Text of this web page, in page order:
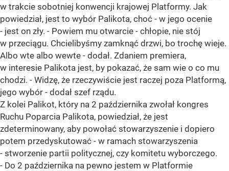
w trakcie sobotniej konwencji krajowej Platformy. Jak
powiedział, jest to wybór Palikota, choć - w jego ocenie
- jest on zły. - Powiem mu otwarcie - chłopie, nie stój
w przeciągu. Chcielibyśmy zamknąć drzwi, bo trochę wieje.
Albo wte albo wewte - dodał. Zdaniem premiera,
w interesie Palikota jest, by pokazać, że sam wie o co mu
chodzi. - Widzę, że rzeczywiście jest raczej poza Platformą,
jego wybór - dodał szef rządu.
Z kolei Palikot, który na 2 października zwołał kongres
Ruchu Poparcia Palikota, powiedział, że jest
zdeterminowany, aby powołać stowarzyszenie i dopiero
potem przedyskutować - w ramach stowarzyszenia
- stworzenie partii politycznej, czy komitetu wyborczego.
- Do 2 października na pewno jestem w Platformie